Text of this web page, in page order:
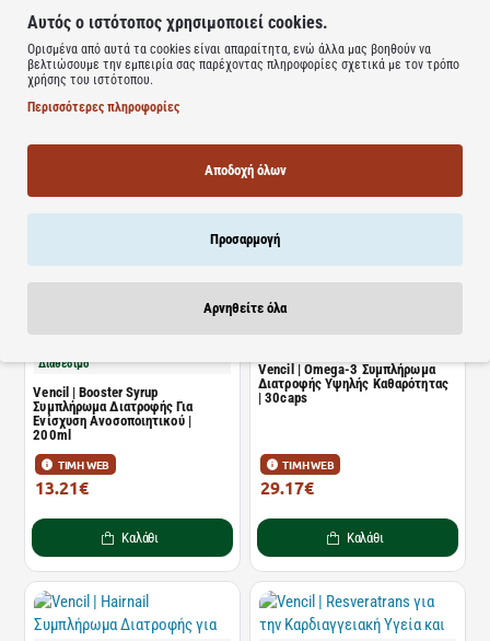
Διαθέσιμο
Vencil | STD liquid | Υγρό
Καθαρισμού για την Ευαίσθητη
Περιοχή | 200ml
Διαθέσιμο
13.21€
Διαθέσιμο
Vencil | Booster Syrup
Συμπλήρωμα Διατροφής Για
Ενίσχυση Ανοσοποιητικού |
200ml
ΤΙΜΗ WEB
13.21€
Καλάθι
Vencil | Omega-3 Συμπλήρωμα
Διατροφής Υψηλής Καθαρότητας
| 30caps
ΤΙΜΗ WEB
29.17€
Καλάθι
Αυτός ο ιστότοπος χρησιμοποιεί cookies.
Ορισμένα από αυτά τα cookies είναι απαραίτητα, ενώ άλλα μας βοηθούν να
βελτιώσουμε την εμπειρία σας παρέχοντας πληροφορίες σχετικά με τον τρόπο
χρήσης του ιστότοπου.
Περισσότερες πληροφορίες
Αποδοχή όλων
Προσαρμογή
Αρνηθείτε όλα